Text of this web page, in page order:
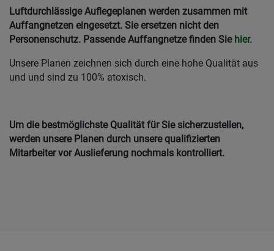
Luftdurchlässige Auflegeplanen werden zusammen mit
Auffangnetzen eingesetzt. Sie ersetzen nicht den
Personenschutz. Passende Auffangnetze finden Sie hier.
Unsere Planen zeichnen sich durch eine hohe Qualität aus
und und sind zu 100% atoxisch.
Um die bestmöglichste Qualität für Sie sicherzustellen,
werden unsere Planen durch unsere qualifizierten
Mitarbeiter vor Auslieferung nochmals kontrolliert.